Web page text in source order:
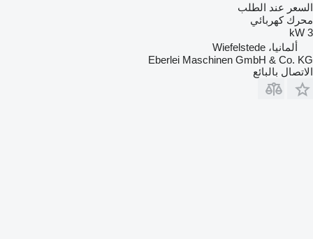
السعر عند الطلب
محرك كهربائي
3 kW
ألمانيا، Wiefelstede
Eberlei Maschinen GmbH & Co. KG
الاتصال بالبائع